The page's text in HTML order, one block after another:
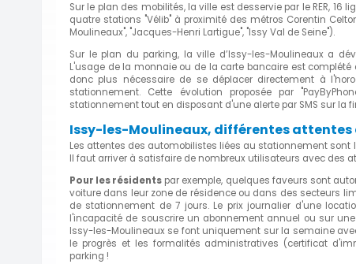
Sur le plan des mobilités, la ville est desservie par le RER,
quatre stations "Vélib" à proximité des métros Corentin
Moulineaux", "Jacques-Henri Lartigue", "Issy Val de Seine").
Sur le plan du parking, la ville d’Issy-les-Moulineaux a
L'usage de la monnaie ou de la carte bancaire est
donc plus nécessaire de se déplacer directement à
stationnement. Cette évolution proposée par
stationnement tout en disposant d'une alerte par SMS sur la
Issy-les-Moulineaux, différentes
Les attentes des automobilistes liées au stationnement
Il faut arriver à satisfaire de nombreux utilisateurs avec des
Pour les résidents par exemple, quelques faveurs sont
voiture dans leur zone de résidence ou dans des secteurs
de stationnement de 7 jours. Le prix journalier d'une
l'incapacité de souscrire un abonnement annuel ou sur
Issy-les-Moulineaux se font uniquement sur la semaine
le progrès et les formalités administratives (certificat
parking !